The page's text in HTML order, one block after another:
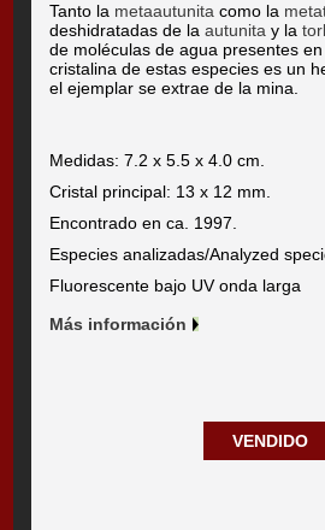
Tanto la metaautunita como la
deshidratadas de laautunita y la
de moléculas de agua presentes
cristalina de estas especies es un
el ejemplar se extrae de la mina.
Medidas: 7.2 x 5.5 x 4.0 cm.
Cristal principal: 13 x 12 mm.
Encontrado en ca. 1997.
Especies analizadas/Analyzed
Fluorescente bajo UV onda larga
Más información
VENDIDO